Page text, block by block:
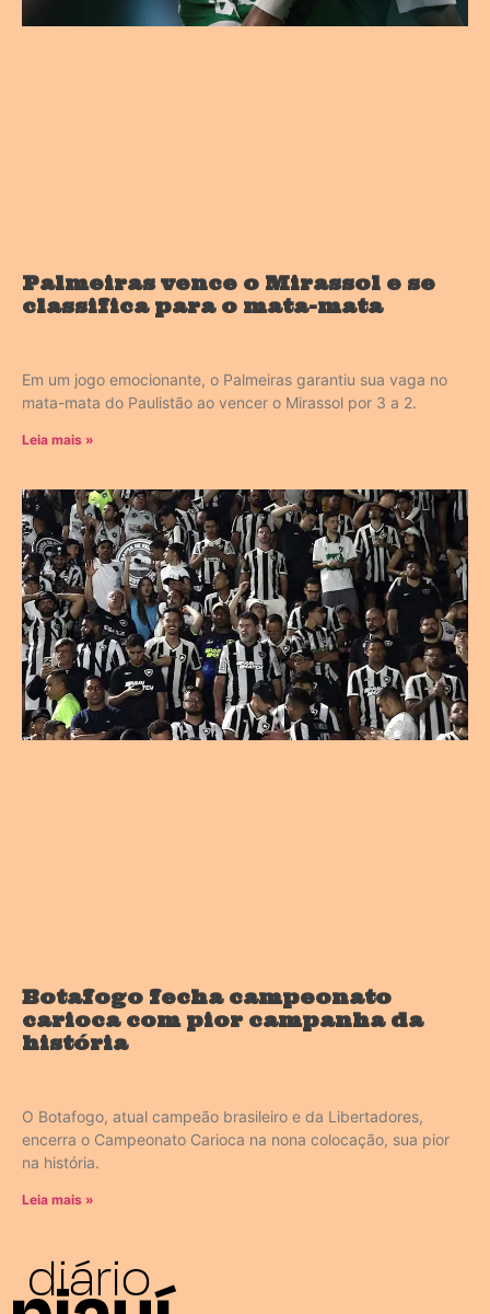
Palmeiras vence o Mirassol e se
classifica para o mata-mata
Em um jogo emocionante, o Palmeiras garantiu sua vaga no
mata-mata do Paulistão ao vencer o Mirassol por 3 a 2.
Leia mais »
Botafogo fecha campeonato
carioca com pior campanha da
história
O Botafogo, atual campeão brasileiro e da Libertadores,
encerra o Campeonato Carioca na nona colocação, sua pior
na história.
Leia mais »